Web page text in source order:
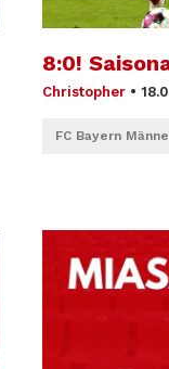
8:0!
Christopher •
FC Bayern